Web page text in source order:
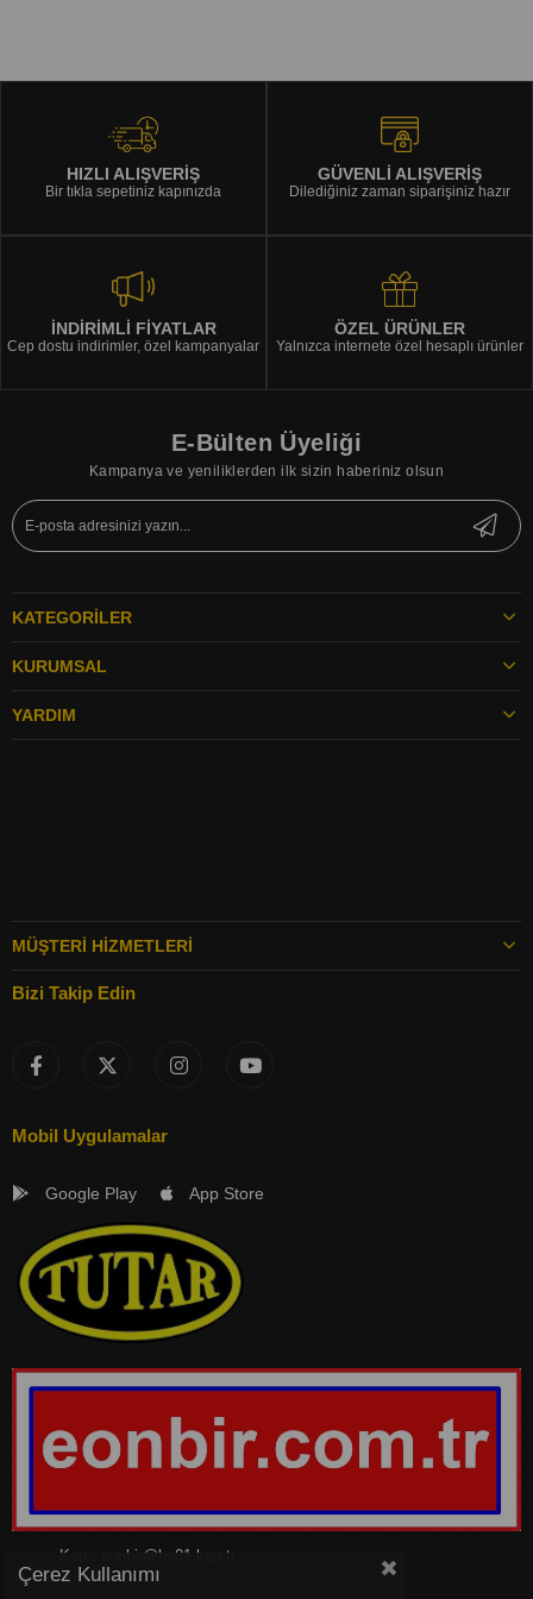
HIZLI ALIŞVERİŞ
Bir tıkla sepetiniz kapınızda
GÜVENLİ ALIŞVERİŞ
Dilediğiniz zaman siparişiniz hazır
İNDİRİMLİ FİYATLAR
Cep dostu indirimler, özel kampanyalar
ÖZEL ÜRÜNLER
Yalnızca internete özel hesaplı ürünler
E-Bülten Üyeliği
Kampanya ve yeniliklerden ilk sizin haberiniz olsun
KATEGORILER
KURUMSAL
YARDIM
MÜŞTERI HIZMETLERI
Bizi Takip Edin
Mobil Uygulamalar
Google Play App Store
Kep : eonbir@hs01.kep.tr
Çerez Kullanımı